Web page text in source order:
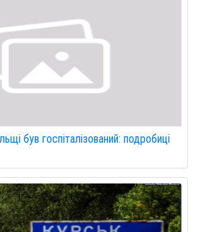
був госпіталізований: подробиці